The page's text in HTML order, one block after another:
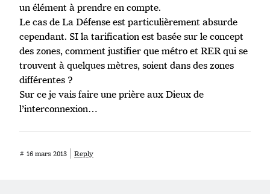
un élément à prendre en compte.
Le cas de La Défense est particulièrement absurde
cependant. SI la tarification est basée sur le concept
des zones, comment justifier que métro et RER qui se
trouvent à quelques mètres, soient dans des zones
différentes ?
Sur ce je vais faire une prière aux Dieux de
l’interconnexion…
# 16 mars 2013 Reply